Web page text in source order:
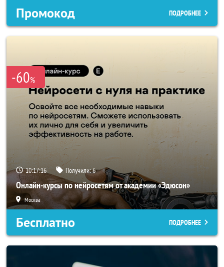
Промокод ПОДРОБНЕЕ
-60%
10:17:15 Получили:6
Онлайн-курсы по нейросетям от академии «Эдюсон»
Москва
Бесплатно ПОДРОБНЕЕ